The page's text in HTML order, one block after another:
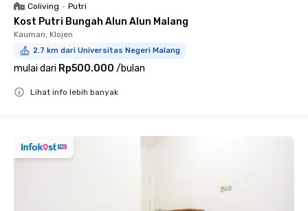
Coliving • Putri
Kost Putri Bungah Alun Alun Malang
Kauman, Klojen
2.7 km dari Universitas Negeri Malang
mulai dari Rp500.000 /bulan
Lihat info lebih banyak